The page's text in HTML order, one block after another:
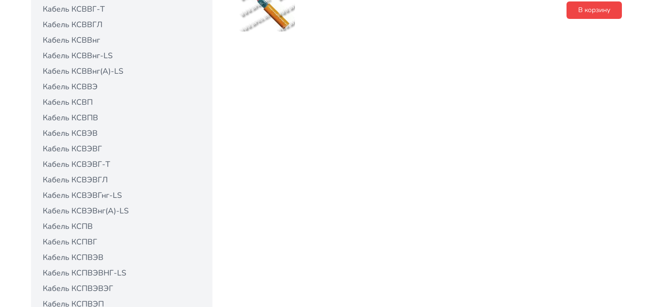
Кабель КСВВГ-Т
Кабель КСВВГЛ
Кабель КСВВнг
Кабель КСВВнг-LS
Кабель КСВВнг(А)-LS
Кабель КСВВЭ
Кабель КСВП
Кабель КСВПВ
Кабель КСВЭВ
Кабель КСВЭВГ
Кабель КСВЭВГ-Т
Кабель КСВЭВГЛ
Кабель КСВЭВГнг-LS
Кабель КСВЭВнг(А)-LS
Кабель КСПВ
Кабель КСПВГ
Кабель КСПВЭВ
Кабель КСПВЭВНГ-LS
Кабель КСПВЭВЭГ
Кабель КСПВЭП
В корзину